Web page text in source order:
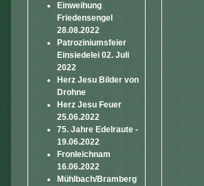
Einweihung
Friedensengel
28.08.2022
Patroziniumsfeier
Einsiedelei 02. Juli
2022
Herz Jesu Bilder von
Drohne
Herz Jesu Feuer
25.06.2022
75. Jahre Edelraute -
19.06.2022
Fronleichnam
16.06.2022
Mühlbach/Bramberg